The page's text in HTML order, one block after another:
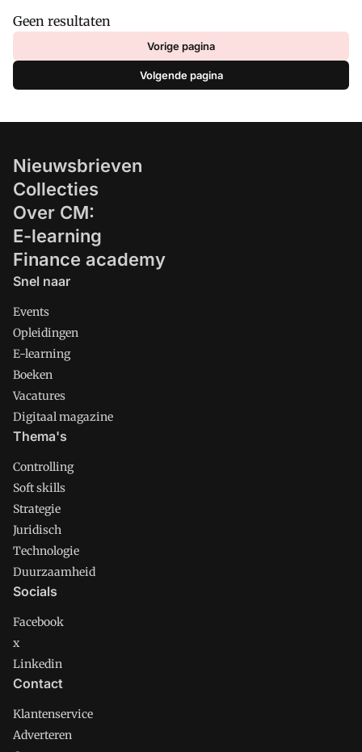
Geen resultaten
Vorige pagina
Volgende pagina
Nieuwsbrieven
Collecties
Over CM:
E-learning
Finance academy
Snel naar
Events
Opleidingen
E-learning
Boeken
Vacatures
Digitaal magazine
Thema's
Controlling
Soft skills
Strategie
Juridisch
Technologie
Duurzaamheid
Socials
Facebook
x
Linkedin
Contact
Klantenservice
Adverteren